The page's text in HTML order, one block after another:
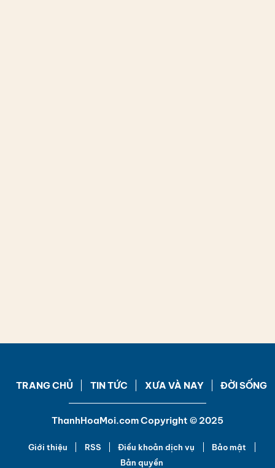
TRANG CHỦ TIN TỨC XƯA VÀ NAY ĐỜI SỐNG
ThanhHoaMoi.com Copyright © 2025
Giới thiệu RSS Điều khoản dịch vụ
Bảo mật
Bản quyền